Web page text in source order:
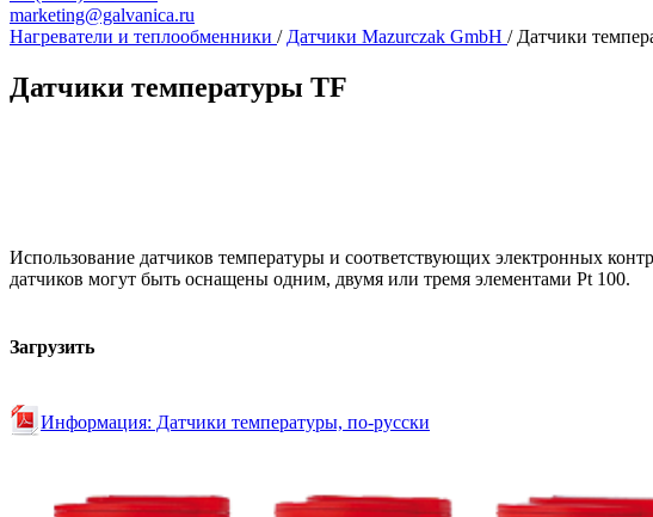
marketing@galvanica.ru
Нагреватели и теплообменники / Датчики Mazurczak GmbH / Датчики
Датчики температуры TF
Использование датчиков температуры и соответствующих электронных
датчиков могут быть оснащены одним, двумя или тремя элементами Pt 100.
Загрузить
Информация: Датчики температуры, по-русски